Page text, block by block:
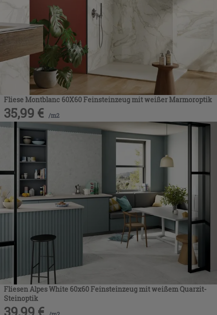
Fliese Montblanc 60X60 Feinsteinzeug mit weißer Marmoroptik
35,99 € /m2
Fliesen Alpes White 60x60 Feinsteinzeug mit weißem Quarzit-
Steinoptik
39,99 €